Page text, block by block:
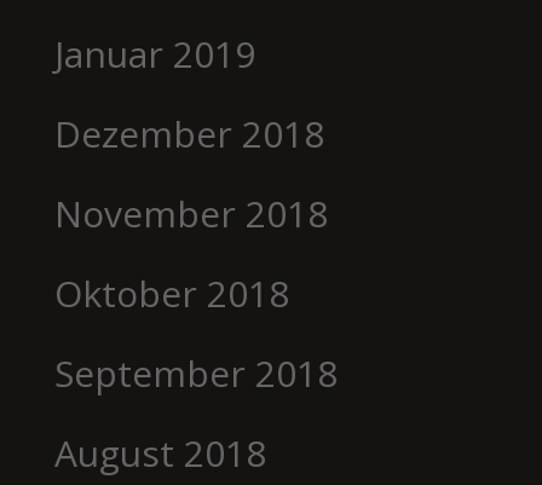
Januar 2019
Dezember 2018
November 2018
Oktober 2018
September 2018
August 2018